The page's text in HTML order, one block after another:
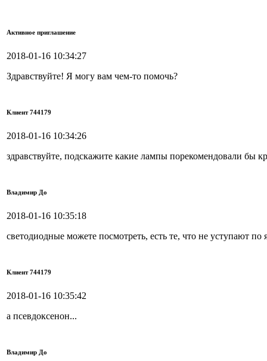
Активное приглашение
2018-01-16 10:34:27
Здравствуйте! Я могу вам чем-то помочь?
Клиент 744179
2018-01-16 10:34:26
здравствуйте, подскажите какие лампы порекомендовали бы
Владимир До
2018-01-16 10:35:18
светодиодные можете посмотреть, есть те, что не уступают по
Клиент 744179
2018-01-16 10:35:42
а псевдоксенон...
Владимир До